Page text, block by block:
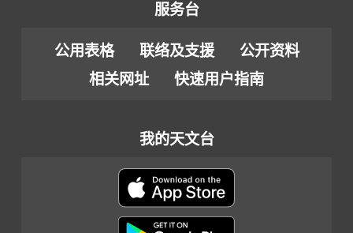
服务台
公用表格 联络及支援
公开资料
相关网址
快速用户指南
我的天文台